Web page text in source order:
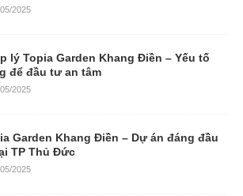
2025
lý Topia Garden Khang Điền – Yếu tố
để đầu tư an tâm
2025
Garden Khang Điền – Dự án đáng đầu
TP Thủ Đức
2025